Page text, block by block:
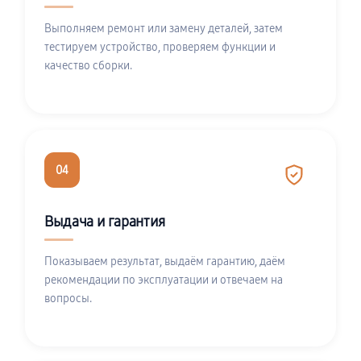
Выполняем ремонт или замену деталей, затем
тестируем устройство, проверяем функции и
качество сборки.
04
Выдача и гарантия
Показываем результат, выдаём гарантию, даём
рекомендации по эксплуатации и отвечаем на
вопросы.